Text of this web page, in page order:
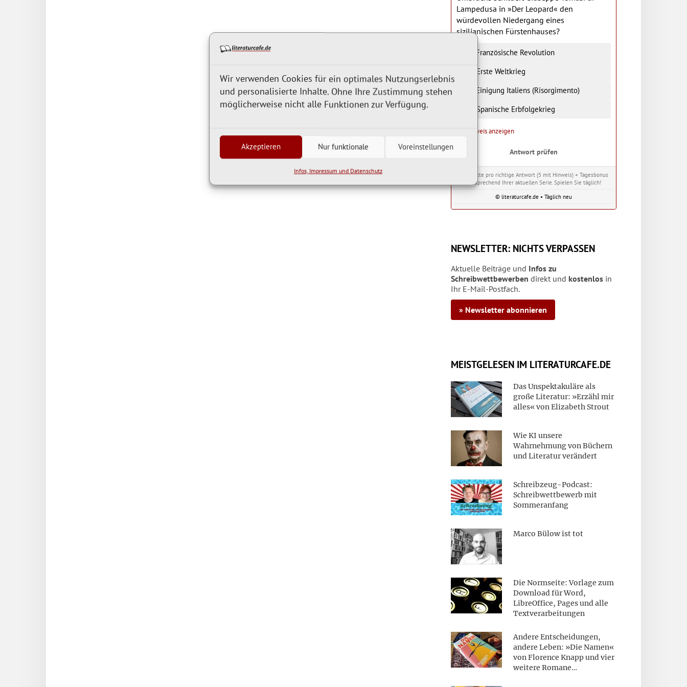
Wir verwenden Cookies für ein optimales Nutzungserlebnis
und personalisierte Inhalte. Ohne Ihre Zustimmung stehen
möglicherweise nicht alle Funktionen zur Verfügung.
Akzeptieren Nur funktionale Voreinstellungen
Infos, Impressum und Datenschutz
Lampedusa in »Der Leopard« den
würdevollen Niedergang eines
sizilianischen Fürstenhauses?
Die Französische Revolution
Der Erste Weltkrieg
Die Einigung Italiens (Risorgimento)
Der Spanische Erbfolgekrieg
Hinweis anzeigen
Antwort prüfen
10 Punkte pro richtige Antwort (5 mit Hinweis) + Tagesbonus
entsprechend Ihrer aktuellen Serie. Spielen Sie täglich!
© literaturcafe.de • Täglich neu
NEWSLETTER: NICHTS VERPASSEN
Aktuelle Beiträge und Infos zu
Schreibwettbewerben direkt und kostenlos in
Ihr E-Mail-Postfach.
» Newsletter abonnieren
MEISTGELESEN IM LITERATURCAFE.DE
Das Unspektakuläre als
große Literatur: »Erzähl mir
alles« von Elizabeth Strout
Wie KI unsere
Wahrnehmung von Büchern
und Literatur verändert
Schreibzeug-Podcast:
Schreibwettbewerb mit
Sommeranfang
Marco Bülow ist tot
Die Normseite: Vorlage zum
Download für Word,
LibreOffice, Pages und alle
Textverarbeitungen
Andere Entscheidungen,
andere Leben: »Die Namen«
von Florence Knapp und vier
weitere Romane…